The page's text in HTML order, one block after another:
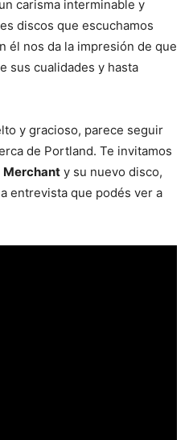
carisma interminable y
discos que escuchamos
él nos da la impresión de que
sus cualidades y hasta
y gracioso, parece seguir
de Portland. Te invitamos
Merchant y su nuevo disco,
entrevista que podés ver a